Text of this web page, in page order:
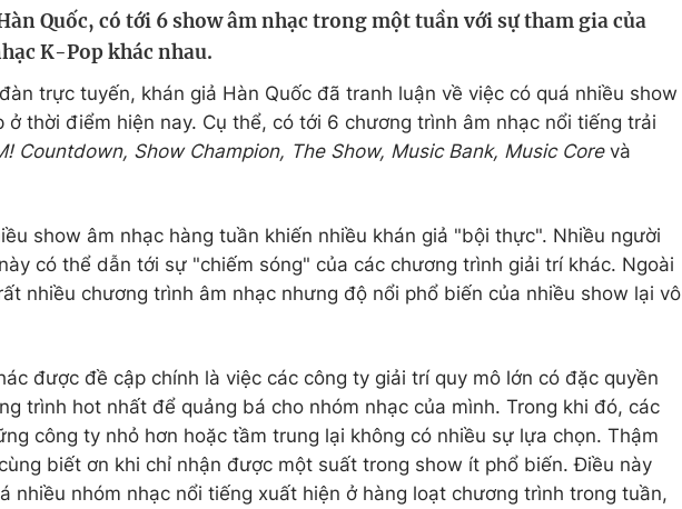
lượng cuộc sống
Thị trường
Quốc, có tới 6 show âm nhạc trong một tuần với sự tham gia của
K-Pop khác nhau.
trực tuyến, khán giả Hàn Quốc đã tranh luận về việc có quá nhiều show
ở thời điểm hiện nay. Cụ thể, có tới 6 chương trình âm nhạc nổi tiếng trải
Countdown, Show Champion, The Show, Music Bank, Music Core và
show âm nhạc hàng tuần khiến nhiều khán giả "bội thực". Nhiều người
có thể dẫn tới sự "chiếm sóng" của các chương trình giải trí khác. Ngoài
nhiều chương trình âm nhạc nhưng độ nổi phổ biến của nhiều show lại vô
được đề cập chính là việc các công ty giải trí quy mô lớn có đặc quyền
trình hot nhất để quảng bá cho nhóm nhạc của mình. Trong khi đó, các
công ty nhỏ hơn hoặc tầm trung lại không có nhiều sự lựa chọn. Thậm
biết ơn khi chỉ nhận được một suất trong show ít phổ biến. Điều này
nhiều nhóm nhạc nổi tiếng xuất hiện ở hàng loạt chương trình trong tuần,